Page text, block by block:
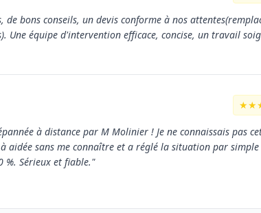
bons conseils, un devis conforme à nos
Une équipe d'intervention efficace, concise, un travail
à distance par M Molinier ! Je ne connaissais pas
aidée sans me connaître et a réglé la situation par simple
%. Sérieux et fiable."